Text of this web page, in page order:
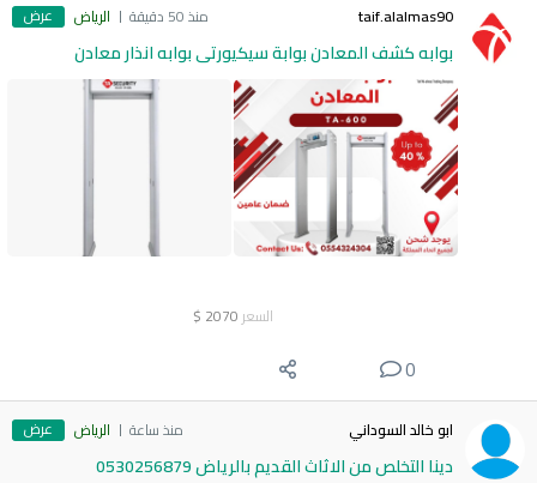
taif.alalmas90 منذ 50 دقيقة الرياض عرض
بوابه كشف المعادن بوابة سيكيورتى بوابه انذار معادن
السعر 2070
$
0
ابو خالد السوداني منذ ساعة الرياض عرض
دينا التخلص من الاثاث القديم بالرياض 0530256879